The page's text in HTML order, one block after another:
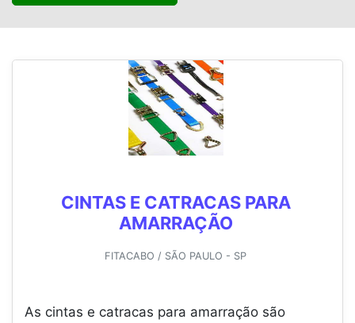
CINTAS E CATRACAS PARA
AMARRAÇÃO
FITACABO / SÃO PAULO - SP
As cintas e catracas para amarração são